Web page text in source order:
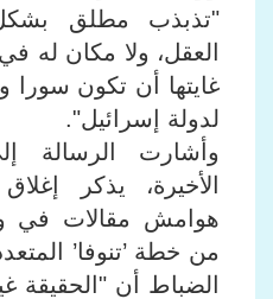
"تذبذب مطلق
العقل، ولا مكان له
غايتها أن تكون سورا
لدولة إسرائيل".
وأشارت الرسالة
الأخيرة، يذكر
هوامش مقالات في
من خطة ’تنوفا’
الضباط أن "الحقيقة